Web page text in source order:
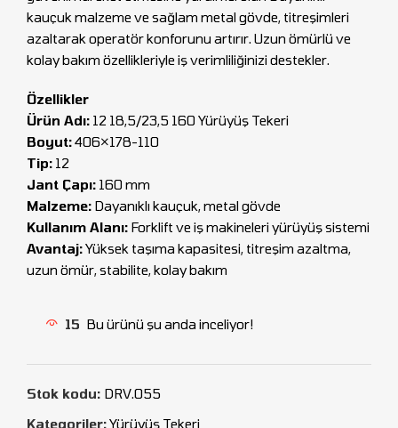
kauçuk malzeme ve sağlam metal gövde, titreşimleri
azaltarak operatör konforunu artırır. Uzun ömürlü ve
kolay bakım özellikleriyle iş verimliliğinizi destekler.
Özellikler
Ürün Adı: 12 18,5/23,5 160 Yürüyüş Tekeri
Boyut:406×178-110
Tip: 12
Jant Çapı: 160 mm
Malzeme: Dayanıklı kauçuk, metal gövde
Kullanım Alanı: Forklift ve iş makineleri yürüyüş sistemi
Avantaj:Yüksek taşıma kapasitesi, titreşim azaltma,
uzun ömür, stabilite, kolay bakım
15 Bu ürünü şu anda inceliyor!
Stok kodu: DRV.055
Kategoriler:Yürüyüş Tekeri